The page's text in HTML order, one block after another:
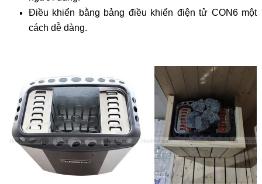
Điều khiển bằng bảng điều khiển điện tử CON6 một
cách dễ dàng.